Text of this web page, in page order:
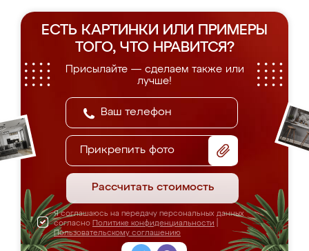
ЕСТЬ КАРТИНКИ ИЛИ ПРИМЕРЫ
ТОГО, ЧТО НРАВИТСЯ?
Присылайте — сделаем также или
лучше!
Прикрепить фото
Рассчитать стоимость
Я соглашаюсь на передачу персональных данных
согласно Политике конфиденциальности
Пользовательскому соглашению